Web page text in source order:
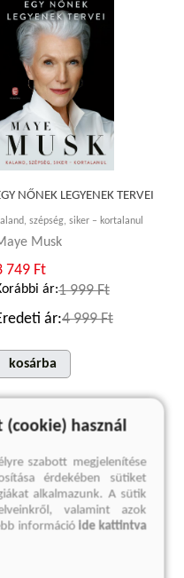
NŐNEK LEGYENEK TERVEI
szépség, siker – kortalanul
Musk
749 Ft
ár:1 999 Ft
ár:4 999 Ft
kosárba
(cookie) használ
szabott megjelenítése
érdekében sütiket
alkalmazunk. A sütik
valamint azok
információ ide kattintva